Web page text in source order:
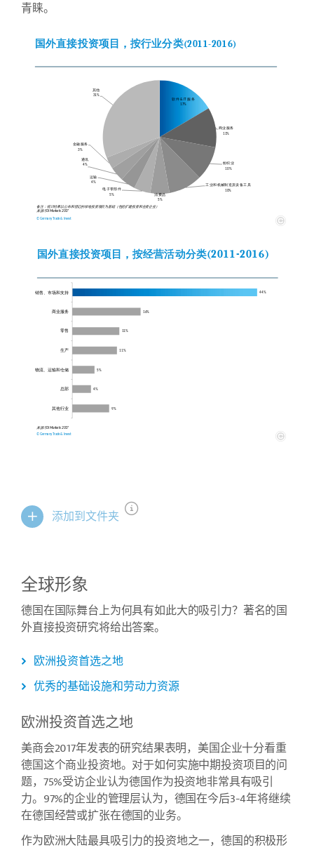
青睐。
添加到文件夹
全球形象
德国在国际舞台上为何具有如此大的吸引力？著名的国
外直接投资研究将给出答案。
欧洲投资首选之地
优秀的基础设施和劳动力资源
欧洲投资首选之地
美商会2017年发表的研究结果表明，美国企业十分看重
德国这个商业投资地。对于如何实施中期投资项目的问
题，75%受访企业认为德国作为投资地非常具有吸引
力。97%的企业的管理层认为，德国在今后3-4年将继续
在德国经营或扩张在德国的业务。
作为欧洲大陆最具吸引力的投资地之一，德国的积极形